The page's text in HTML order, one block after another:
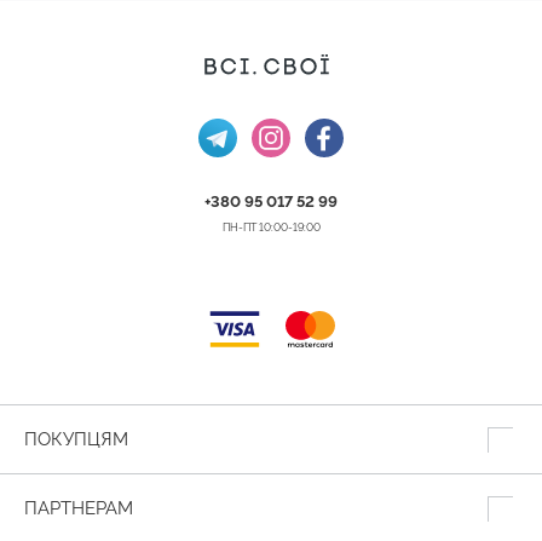
+380 95 017 52 99
ПН-ПТ 10:00-19:00
ПОКУПЦЯМ
ПАРТНЕРАМ